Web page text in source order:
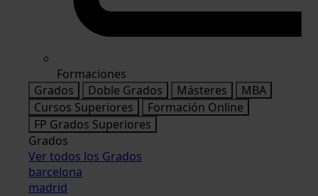
Formaciones
Grados
Doble Grados Másteres
MBA
Cursos Superiores
Formación Online
FP Grados Superiores
Grados
Ver todos los Grados
barcelona
madrid